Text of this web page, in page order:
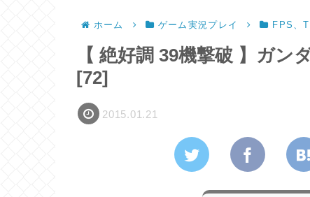
ホーム ゲーム実況プレイ FPS、
【 絶好調 39機撃破 】ガ
[72]
2015.01.21